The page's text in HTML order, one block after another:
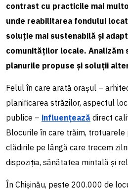
contrast cu practicile mai
unde reabilitarea fondului
soluție mai sustenabilă și
comunităților locale. Analizăm
planurile propuse și soluții
Felul în care arată orașul –
planificarea străzilor, aspectul
publice – influențează direct
Blocurile în care trăim, trotuarele
clădirile pe lângă care trecem
dispoziția, sănătatea mintală și
În Chișinău, peste 200.000 de